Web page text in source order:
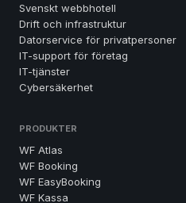
Svenskt webbhotell
Drift och infrastruktur
Datorservice för privatpersoner
IT-support för företag
IT-tjänster
Cybersäkerhet
PRODUKTER
WF Atlas
WF Booking
WF EasyBooking
WF Kassa